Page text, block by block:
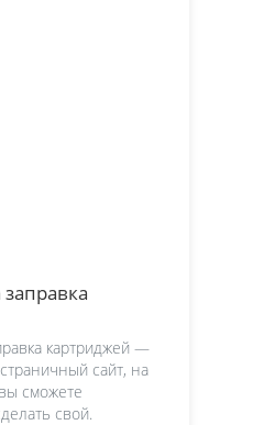
картриджей —
сайт, на
сможете
свой.